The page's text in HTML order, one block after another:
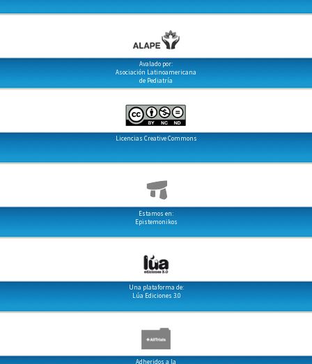
Avalado por:
Asociación Latinoamericana
de Pediatría
Licencias Creative Commons
Estamos en:
Epistemonikos
Una plataforma de:
Lúa Ediciones 3.0
Adheridos a la